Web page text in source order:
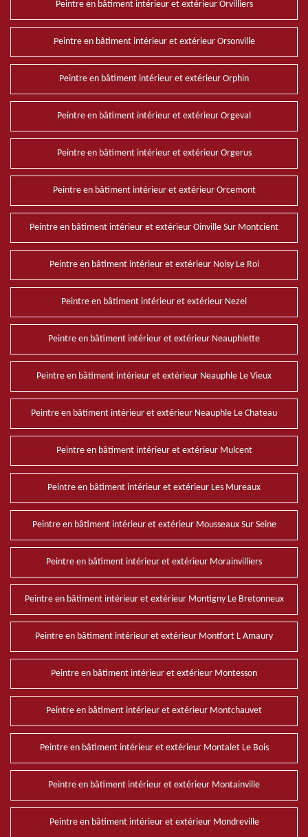
Peintre en bâtiment intérieur et extérieur Orvilliers
Peintre en bâtiment intérieur et extérieur Orsonville
Peintre en bâtiment intérieur et extérieur Orphin
Peintre en bâtiment intérieur et extérieur Orgeval
Peintre en bâtiment intérieur et extérieur Orgerus
Peintre en bâtiment intérieur et extérieur Orcemont
Peintre en bâtiment intérieur et extérieur Oinville Sur Montcient
Peintre en bâtiment intérieur et extérieur Noisy Le Roi
Peintre en bâtiment intérieur et extérieur Nezel
Peintre en bâtiment intérieur et extérieur Neauphlette
Peintre en bâtiment intérieur et extérieur Neauphle Le Vieux
Peintre en bâtiment intérieur et extérieur Neauphle Le Chateau
Peintre en bâtiment intérieur et extérieur Mulcent
Peintre en bâtiment intérieur et extérieur Les Mureaux
Peintre en bâtiment intérieur et extérieur Mousseaux Sur Seine
Peintre en bâtiment intérieur et extérieur Morainvilliers
Peintre en bâtiment intérieur et extérieur Montigny Le Bretonneux
Peintre en bâtiment intérieur et extérieur Montfort L Amaury
Peintre en bâtiment intérieur et extérieur Montesson
Peintre en bâtiment intérieur et extérieur Montchauvet
Peintre en bâtiment intérieur et extérieur Montalet Le Bois
Peintre en bâtiment intérieur et extérieur Montainville
Peintre en bâtiment intérieur et extérieur Mondreville